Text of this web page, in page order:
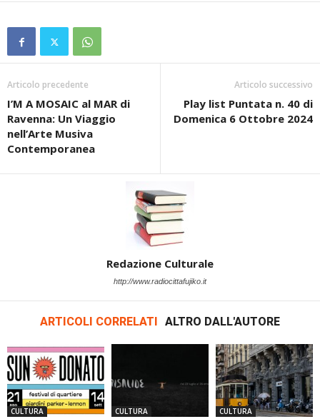
Articolo precedente
I’M A MOSAIC al MAR di
Ravenna: Un Viaggio
nell’Arte Musiva
Contemporanea
Articolo successivo
Play list Puntata n. 40 di
Domenica 6 Ottobre 2024
Redazione Culturale
http://www.radiocittafujiko.it
ARTICOLI CORRELATI ALTRO DALL'AUTORE
CULTURA CULTURA CULTURA